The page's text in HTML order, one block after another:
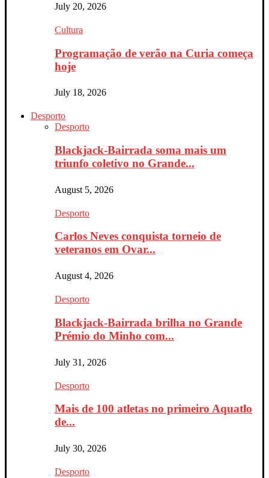
July 20, 2026
Cultura
Programação de verão na Curia começa
hoje
July 18, 2026
Desporto
Desporto
Blackjack-Bairrada soma mais um
triunfo coletivo no Grande...
August 5, 2026
Desporto
Carlos Neves conquista torneio de
veteranos em Ovar...
August 4, 2026
Desporto
Blackjack-Bairrada brilha no Grande
Prémio do Minho com...
July 31, 2026
Desporto
Mais de 100 atletas no primeiro Aquatlo
de...
July 30, 2026
Desporto